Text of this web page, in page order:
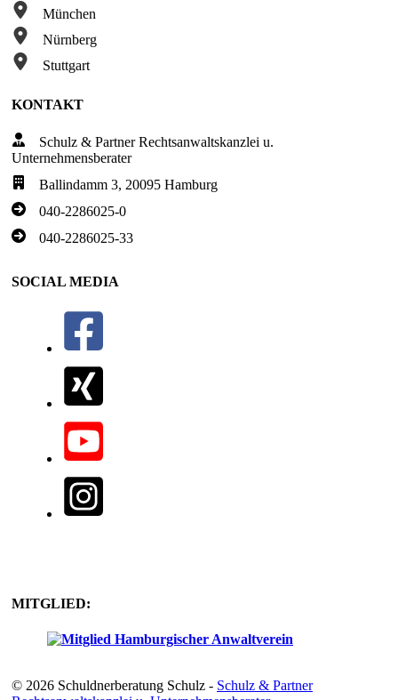
München
Nürnberg
Stuttgart
KONTAKT
Schulz & Partner Rechtsanwaltskanzlei u.
Unternehmensberater
Ballindamm 3, 20095 Hamburg
040-2286025-0
040-2286025-33
SOCIAL MEDIA
MITGLIED:
© 2026 Schuldnerberatung Schulz - Schulz & Partner